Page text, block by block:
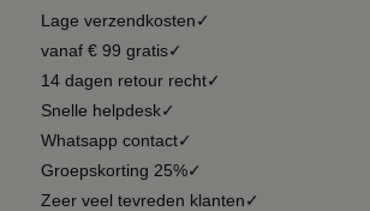
Lage verzendkosten✓
vanaf € 99 gratis✓
14 dagen retour recht✓
Snelle helpdesk✓
Whatsapp contact✓
Groepskorting 25%✓
Zeer veel tevreden klanten✓